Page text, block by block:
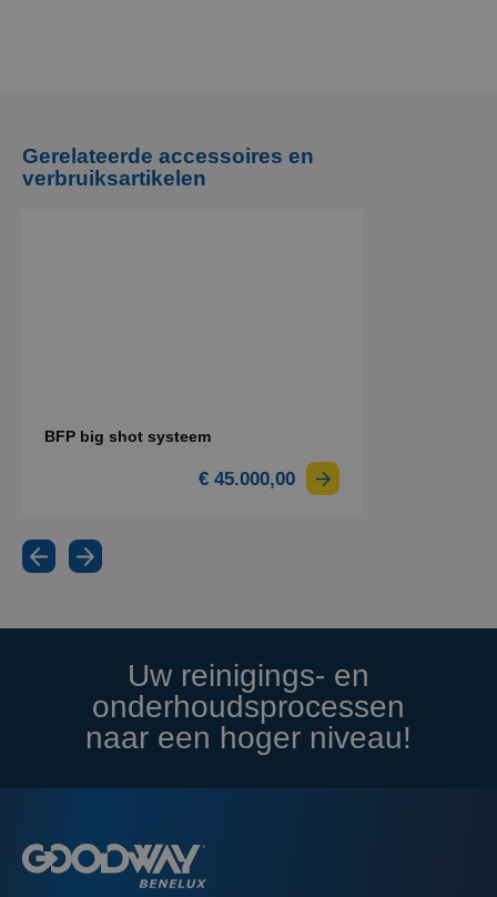
Gerelateerde accessoires en
verbruiksartikelen
BFP big shot systeem
€ 45.000,00
Uw reinigings- en
onderhoudsprocessen
naar een hoger niveau!